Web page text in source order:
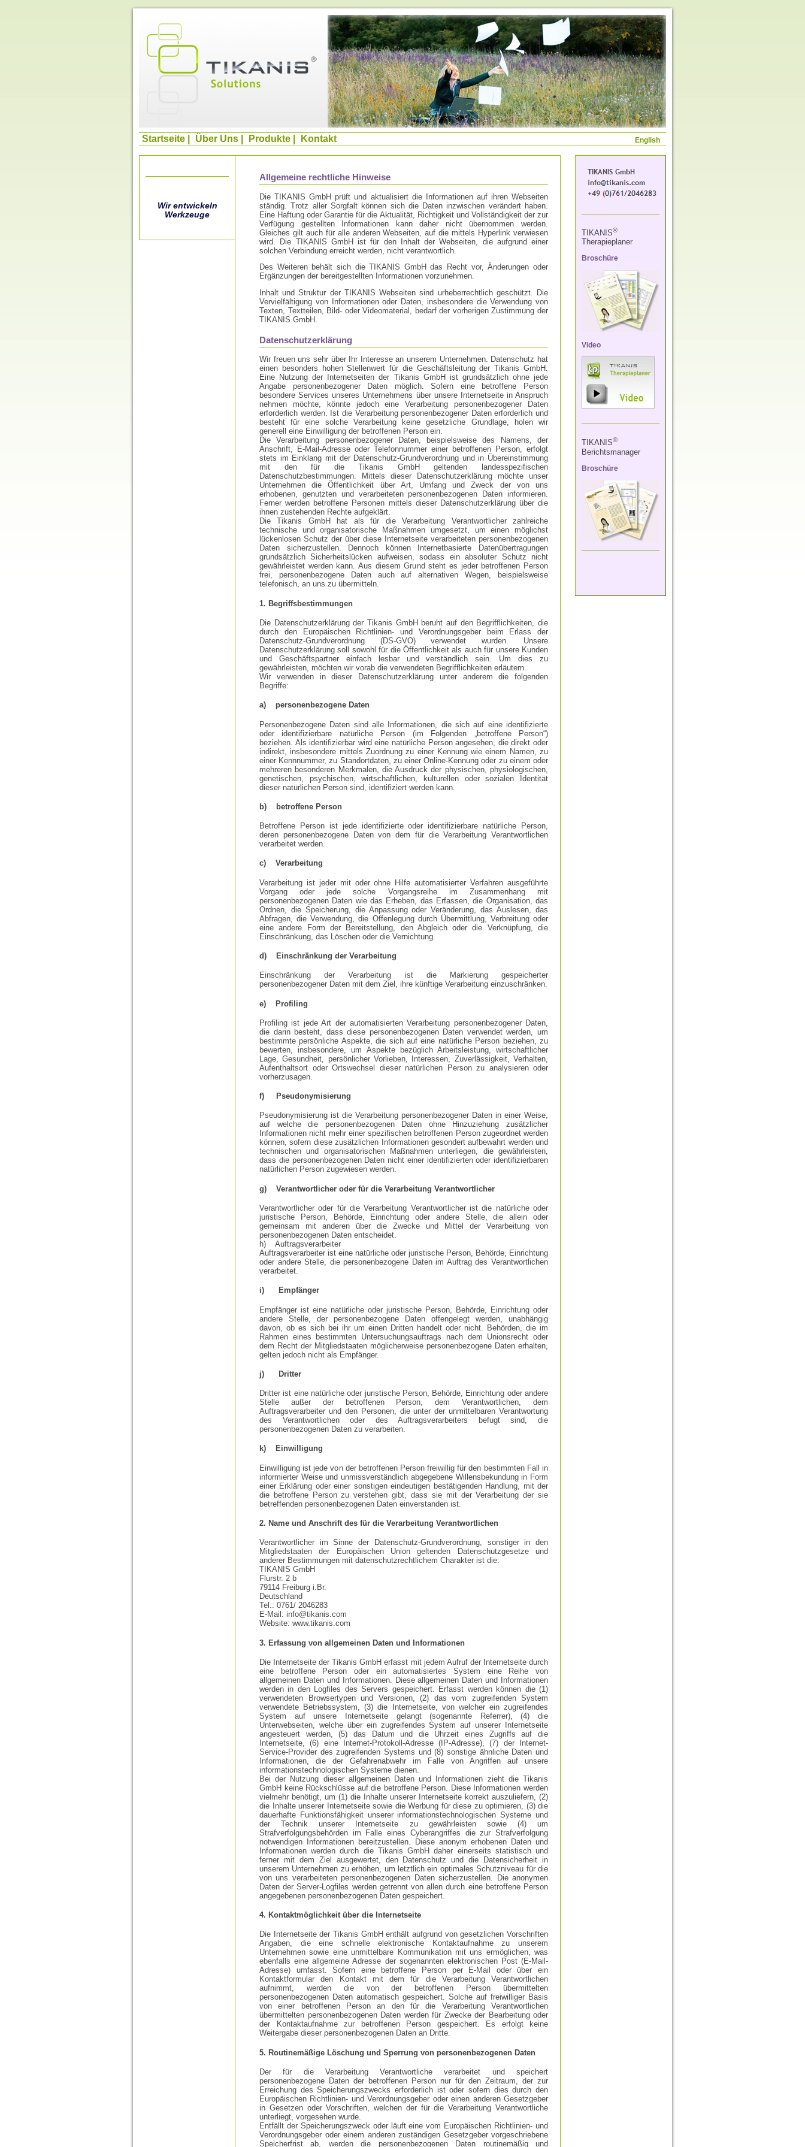
Startseite Über Uns Produkte Kontakt English
Wir entwickeln
Werkzeuge
TIKANIS®
Therapieplaner
Broschüre
Video
TIKANIS®
Berichtsmanager
Broschüre
Allgemeine rechtliche Hinweise
Die TIKANIS GmbH prüft und aktualisiert die Informationen auf ihren Webseiten
ständig. Trotz aller Sorgfalt können sich die Daten inzwischen verändert haben.
Eine Haftung oder Garantie für die Aktualität, Richtigkeit und Vollständigkeit der zur
Verfügung gestellten Informationen kann daher nicht übernommen werden.
Gleiches gilt auch für alle anderen Webseiten, auf die mittels Hyperlink verwiesen
wird. Die TIKANIS GmbH ist für den Inhalt der Webseiten, die aufgrund einer
solchen Verbindung erreicht werden, nicht verantwortlich.
Des Weiteren behält sich die TIKANIS GmbH das Recht vor, Änderungen oder
Ergänzungen der bereitgestellten Informationen vorzunehmen.
Inhalt und Struktur der TIKANIS Webseiten sind urheberrechtlich geschützt. Die
Vervielfältigung von Informationen oder Daten, insbesondere die Verwendung von
Texten, Textteilen, Bild- oder Videomaterial, bedarf der vorherigen Zustimmung der
TIKANIS GmbH.
Datenschutzerklärung
Wir freuen uns sehr über Ihr Interesse an unserem Unternehmen. Datenschutz hat
einen besonders hohen Stellenwert für die Geschäftsleitung der Tikanis GmbH.
Eine Nutzung der Internetseiten der Tikanis GmbH ist grundsätzlich ohne jede
Angabe personenbezogener Daten möglich. Sofern eine betroffene Person
besondere Services unseres Unternehmens über unsere Internetseite in Anspruch
nehmen möchte, könnte jedoch eine Verarbeitung personenbezogener Daten
erforderlich werden. Ist die Verarbeitung personenbezogener Daten erforderlich und
besteht für eine solche Verarbeitung keine gesetzliche Grundlage, holen wir
generell eine Einwilligung der betroffenen Person ein.
Die Verarbeitung personenbezogener Daten, beispielsweise des Namens, der
Anschrift, E-Mail-Adresse oder Telefonnummer einer betroffenen Person, erfolgt
stets im Einklang mit der Datenschutz-Grundverordnung und in Übereinstimmung
mit den für die Tikanis GmbH geltenden landesspezifischen
Datenschutzbestimmungen. Mittels dieser Datenschutzerklärung möchte unser
Unternehmen die Öffentlichkeit über Art, Umfang und Zweck der von uns
erhobenen, genutzten und verarbeiteten personenbezogenen Daten informieren.
Ferner werden betroffene Personen mittels dieser Datenschutzerklärung über die
ihnen zustehenden Rechte aufgeklärt.
Die Tikanis GmbH hat als für die Verarbeitung Verantwortlicher zahlreiche
technische und organisatorische Maßnahmen umgesetzt, um einen möglichst
lückenlosen Schutz der über diese Internetseite verarbeiteten personenbezogenen
Daten sicherzustellen. Dennoch können Internetbasierte Datenübertragungen
grundsätzlich Sicherheitslücken aufweisen, sodass ein absoluter Schutz nicht
gewährleistet werden kann. Aus diesem Grund steht es jeder betroffenen Person
frei, personenbezogene Daten auch auf alternativen Wegen, beispielsweise
telefonisch, an uns zu übermitteln.
1. Begriffsbestimmungen
Die Datenschutzerklärung der Tikanis GmbH beruht auf den Begrifflichkeiten, die
durch den Europäischen Richtlinien- und Verordnungsgeber beim Erlass der
Datenschutz-Grundverordnung (DS-GVO) verwendet wurden. Unsere
Datenschutzerklärung soll sowohl für die Öffentlichkeit als auch für unsere Kunden
und Geschäftspartner einfach lesbar und verständlich sein. Um dies zu
gewährleisten, möchten wir vorab die verwendeten Begrifflichkeiten erläutern.
Wir verwenden in dieser Datenschutzerklärung unter anderem die folgenden
Begriffe:
a) personenbezogene Daten
Personenbezogene Daten sind alle Informationen, die sich auf eine identifizierte
oder identifizierbare natürliche Person (im Folgenden „betroffene Person“)
beziehen. Als identifizierbar wird eine natürliche Person angesehen, die direkt oder
indirekt, insbesondere mittels Zuordnung zu einer Kennung wie einem Namen, zu
einer Kennnummer, zu Standortdaten, zu einer Online-Kennung oder zu einem oder
mehreren besonderen Merkmalen, die Ausdruck der physischen, physiologischen,
genetischen, psychischen, wirtschaftlichen, kulturellen oder sozialen Identität
dieser natürlichen Person sind, identifiziert werden kann.
b) betroffene Person
Betroffene Person ist jede identifizierte oder identifizierbare natürliche Person,
deren personenbezogene Daten von dem für die Verarbeitung Verantwortlichen
verarbeitet werden.
c) Verarbeitung
Verarbeitung ist jeder mit oder ohne Hilfe automatisierter Verfahren ausgeführte
Vorgang oder jede solche Vorgangsreihe im Zusammenhang mit
personenbezogenen Daten wie das Erheben, das Erfassen, die Organisation, das
Ordnen, die Speicherung, die Anpassung oder Veränderung, das Auslesen, das
Abfragen, die Verwendung, die Offenlegung durch Übermittlung, Verbreitung oder
eine andere Form der Bereitstellung, den Abgleich oder die Verknüpfung, die
Einschränkung, das Löschen oder die Vernichtung.
d) Einschränkung der Verarbeitung
Einschränkung der Verarbeitung ist die Markierung gespeicherter
personenbezogener Daten mit dem Ziel, ihre künftige Verarbeitung einzuschränken.
e) Profiling
Profiling ist jede Art der automatisierten Verarbeitung personenbezogener Daten,
die darin besteht, dass diese personenbezogenen Daten verwendet werden, um
bestimmte persönliche Aspekte, die sich auf eine natürliche Person beziehen, zu
bewerten, insbesondere, um Aspekte bezüglich Arbeitsleistung, wirtschaftlicher
Lage, Gesundheit, persönlicher Vorlieben, Interessen, Zuverlässigkeit, Verhalten,
Aufenthaltsort oder Ortswechsel dieser natürlichen Person zu analysieren oder
vorherzusagen.
f) Pseudonymisierung
Pseudonymisierung ist die Verarbeitung personenbezogener Daten in einer Weise,
auf welche die personenbezogenen Daten ohne Hinzuziehung zusätzlicher
Informationen nicht mehr einer spezifischen betroffenen Person zugeordnet werden
können, sofern diese zusätzlichen Informationen gesondert aufbewahrt werden und
technischen und organisatorischen Maßnahmen unterliegen, die gewährleisten,
dass die personenbezogenen Daten nicht einer identifizierten oder identifizierbaren
natürlichen Person zugewiesen werden.
g) Verantwortlicher oder für die Verarbeitung Verantwortlicher
Verantwortlicher oder für die Verarbeitung Verantwortlicher ist die natürliche oder
juristische Person, Behörde, Einrichtung oder andere Stelle, die allein oder
gemeinsam mit anderen über die Zwecke und Mittel der Verarbeitung von
personenbezogenen Daten entscheidet.
h) Auftragsverarbeiter
Auftragsverarbeiter ist eine natürliche oder juristische Person, Behörde, Einrichtung
oder andere Stelle, die personenbezogene Daten im Auftrag des Verantwortlichen
verarbeitet.
i) Empfänger
Empfänger ist eine natürliche oder juristische Person, Behörde, Einrichtung oder
andere Stelle, der personenbezogene Daten offengelegt werden, unabhängig
davon, ob es sich bei ihr um einen Dritten handelt oder nicht. Behörden, die im
Rahmen eines bestimmten Untersuchungsauftrags nach dem Unionsrecht oder
dem Recht der Mitgliedstaaten möglicherweise personenbezogene Daten erhalten,
gelten jedoch nicht als Empfänger.
j) Dritter
Dritter ist eine natürliche oder juristische Person, Behörde, Einrichtung oder andere
Stelle außer der betroffenen Person, dem Verantwortlichen, dem
Auftragsverarbeiter und den Personen, die unter der unmittelbaren Verantwortung
des Verantwortlichen oder des Auftragsverarbeiters befugt sind, die
personenbezogenen Daten zu verarbeiten.
k) Einwilligung
Einwilligung ist jede von der betroffenen Person freiwillig für den bestimmten Fall in
informierter Weise und unmissverständlich abgegebene Willensbekundung in Form
einer Erklärung oder einer sonstigen eindeutigen bestätigenden Handlung, mit der
die betroffene Person zu verstehen gibt, dass sie mit der Verarbeitung der sie
betreffenden personenbezogenen Daten einverstanden ist.
2. Name und Anschrift des für die Verarbeitung Verantwortlichen
Verantwortlicher im Sinne der Datenschutz-Grundverordnung, sonstiger in den
Mitgliedstaaten der Europäischen Union geltenden Datenschutzgesetze und
anderer Bestimmungen mit datenschutzrechtlichem Charakter ist die:
TIKANIS GmbH
Flurstr. 2 b
79114 Freiburg i.Br.
Deutschland
Tel.: 0761/ 2046283
E-Mail: info@tikanis.com
Website: www.tikanis.com
3. Erfassung von allgemeinen Daten und Informationen
Die Internetseite der Tikanis GmbH erfasst mit jedem Aufruf der Internetseite durch
eine betroffene Person oder ein automatisiertes System eine Reihe von
allgemeinen Daten und Informationen. Diese allgemeinen Daten und Informationen
werden in den Logfiles des Servers gespeichert. Erfasst werden können die (1)
verwendeten Browsertypen und Versionen, (2) das vom zugreifenden System
verwendete Betriebssystem, (3) die Internetseite, von welcher ein zugreifendes
System auf unsere Internetseite gelangt (sogenannte Referrer), (4) die
Unterwebseiten, welche über ein zugreifendes System auf unserer Internetseite
angesteuert werden, (5) das Datum und die Uhrzeit eines Zugriffs auf die
Internetseite, (6) eine Internet-Protokoll-Adresse (IP-Adresse), (7) der Internet-
Service-Provider des zugreifenden Systems und (8) sonstige ähnliche Daten und
Informationen, die der Gefahrenabwehr im Falle von Angriffen auf unsere
informationstechnologischen Systeme dienen.
Bei der Nutzung dieser allgemeinen Daten und Informationen zieht die Tikanis
GmbH keine Rückschlüsse auf die betroffene Person. Diese Informationen werden
vielmehr benötigt, um (1) die Inhalte unserer Internetseite korrekt auszuliefern, (2)
die Inhalte unserer Internetseite sowie die Werbung für diese zu optimieren, (3) die
dauerhafte Funktionsfähigkeit unserer informationstechnologischen Systeme und
der Technik unserer Internetseite zu gewährleisten sowie (4) um
Strafverfolgungsbehörden im Falle eines Cyberangriffes die zur Strafverfolgung
notwendigen Informationen bereitzustellen. Diese anonym erhobenen Daten und
Informationen werden durch die Tikanis GmbH daher einerseits statistisch und
ferner mit dem Ziel ausgewertet, den Datenschutz und die Datensicherheit in
unserem Unternehmen zu erhöhen, um letztlich ein optimales Schutzniveau für die
von uns verarbeiteten personenbezogenen Daten sicherzustellen. Die anonymen
Daten der Server-Logfiles werden getrennt von allen durch eine betroffene Person
angegebenen personenbezogenen Daten gespeichert.
4. Kontaktmöglichkeit über die Internetseite
Die Internetseite der Tikanis GmbH enthält aufgrund von gesetzlichen Vorschriften
Angaben, die eine schnelle elektronische Kontaktaufnahme zu unserem
Unternehmen sowie eine unmittelbare Kommunikation mit uns ermöglichen, was
ebenfalls eine allgemeine Adresse der sogenannten elektronischen Post (E-Mail-
Adresse) umfasst. Sofern eine betroffene Person per E-Mail oder über ein
Kontaktformular den Kontakt mit dem für die Verarbeitung Verantwortlichen
aufnimmt, werden die von der betroffenen Person übermittelten
personenbezogenen Daten automatisch gespeichert. Solche auf freiwilliger Basis
von einer betroffenen Person an den für die Verarbeitung Verantwortlichen
übermittelten personenbezogenen Daten werden für Zwecke der Bearbeitung oder
der Kontaktaufnahme zur betroffenen Person gespeichert. Es erfolgt keine
Weitergabe dieser personenbezogenen Daten an Dritte.
5. Routinemäßige Löschung und Sperrung von personenbezogenen Daten
Der für die Verarbeitung Verantwortliche verarbeitet und speichert
personenbezogene Daten der betroffenen Person nur für den Zeitraum, der zur
Erreichung des Speicherungszwecks erforderlich ist oder sofern dies durch den
Europäischen Richtlinien- und Verordnungsgeber oder einen anderen Gesetzgeber
in Gesetzen oder Vorschriften, welchen der für die Verarbeitung Verantwortliche
unterliegt, vorgesehen wurde.
Entfällt der Speicherungszweck oder läuft eine vom Europäischen Richtlinien- und
Verordnungsgeber oder einem anderen zuständigen Gesetzgeber vorgeschriebene
Speicherfrist ab, werden die personenbezogenen Daten routinemäßig und